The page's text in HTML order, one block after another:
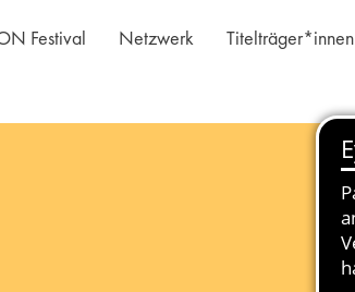
Festival Netzwerk Titelträger*innen